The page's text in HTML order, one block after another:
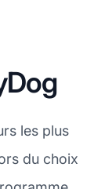
les plus
du choix